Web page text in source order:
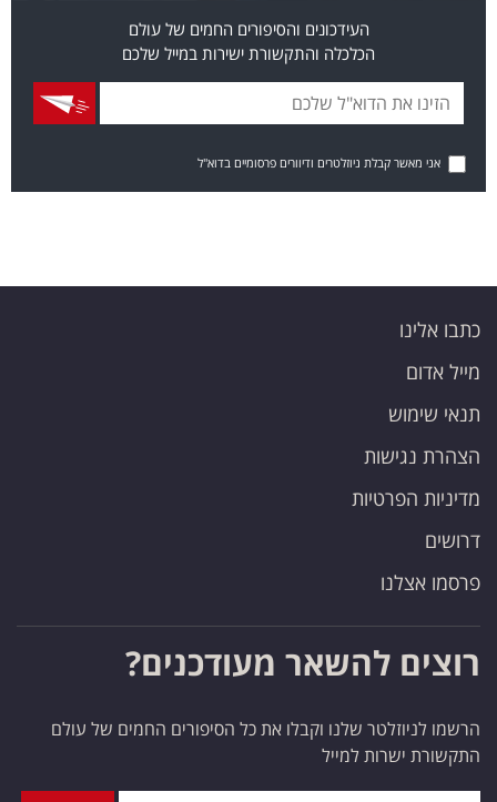
העידכונים והסיפורים החמים של עולם
הכלכלה והתקשורת ישירות במייל שלכם
אני מאשר קבלת ניוזלטרים ודיוורים פרסומיים בדוא"ל
כתבו אלינו
מייל אדום
תנאי שימוש
הצהרת נגישות
מדיניות הפרטיות
דרושים
פרסמו אצלנו
רוצים להשאר מעודכנים?
הרשמו לניוזלטר שלנו וקבלו את כל הסיפורים החמים של עולם
התקשורת ישרות למייל